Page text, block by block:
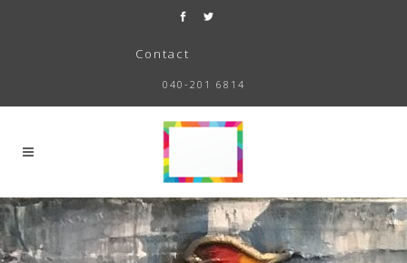
Contact
040-201 6814